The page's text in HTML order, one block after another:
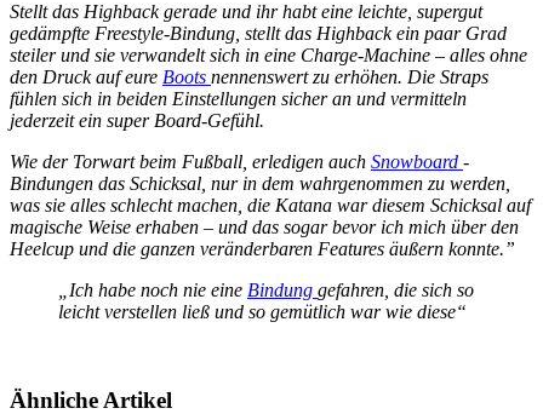
Stellt das Highback gerade und ihr habt eine leichte, supergut
gedämpfte Freestyle-Bindung, stellt das Highback ein paar Grad
steiler und sie verwandelt sich in eine Charge-Machine – alles ohne
den Druck auf eure Boots nennenswert zu erhöhen. Die Straps
fühlen sich in beiden Einstellungen sicher an und vermitteln
jederzeit ein super Board-Gefühl.
Wie der Torwart beim Fußball, erledigen auch Snowboard -
Bindungen das Schicksal, nur in dem wahrgenommen zu werden,
was sie alles schlecht machen, die Katana war diesem Schicksal auf
magische Weise erhaben – und das sogar bevor ich mich über den
Heelcup und die ganzen veränderbaren Features äußern konnte.”
„Ich habe noch nie eine Bindung gefahren, die sich so
leicht verstellen ließ und so gemütlich war wie diese“
Ähnliche Artikel